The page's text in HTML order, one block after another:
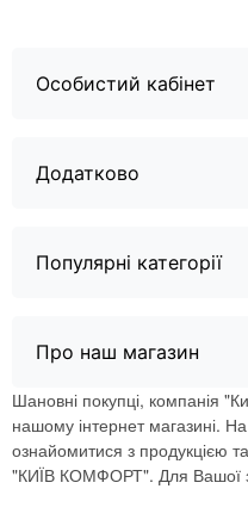
Особистий кабінет
Додатково
Популярні категорії
Про наш магазин
Шановні покупці, компанія
нашому інтернет магазині.
ознайомитися з продукцією
"КИЇВ КОМФОРТ". Для Вашої